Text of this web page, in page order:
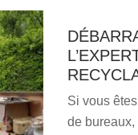
Si vous
de